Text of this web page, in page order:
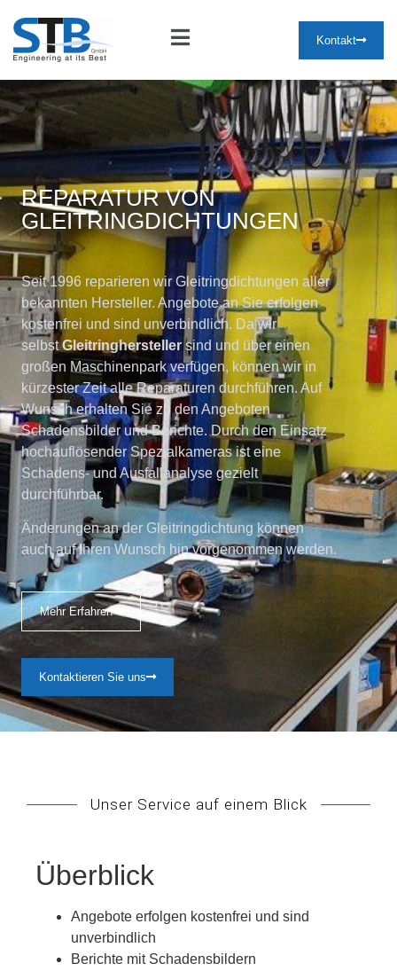
Kontakt
REPARATUR VON
GLEITRINGDICHTUNGEN
Seit 1996 reparieren wir Gleitringdichtungen aller
bekannten Hersteller. Angebote an Sie erfolgen
kostenfrei und sind unverbindlich. Da wir
selbstGleitringherstellersind und über einen
großen Maschinenpark verfügen, können wir in
kürzester Zeit alle Reparaturen durchführen. Auf
Wunsch erhalten Sie zu den Angeboten
Schadensbilder und Berichte. Durch den Einsatz
hochauflösender Spezialkameras ist eine
Schadens- und Ausfallanalyse gezielt
durchführbar.
Änderungen an der Gleitringdichtung können
auch auf Ihren Wunsch hin vorgenommen werden.
Mehr Erfahren
Kontaktieren Sie uns
Unser Service auf einem Blick
Überblick
Angebote erfolgen kostenfrei und sind
unverbindlich
Berichte mit Schadensbildern